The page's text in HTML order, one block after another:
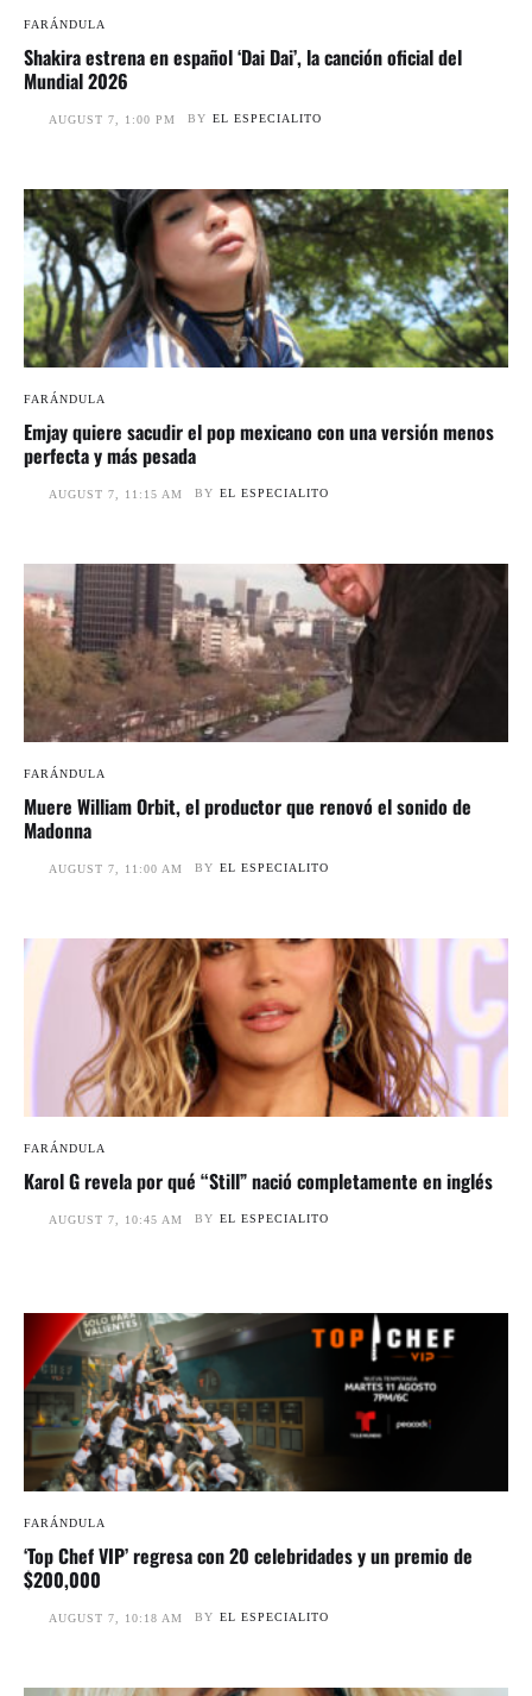
FARÁNDULA
Shakira estrena en español ‘Dai Dai’, la canción oficial del
Mundial 2026
AUGUST 7, 1:00 PM BY EL ESPECIALITO
FARÁNDULA
Emjay quiere sacudir el pop mexicano con una versión menos
perfecta y más pesada
AUGUST 7, 11:15 AM BY EL ESPECIALITO
FARÁNDULA
Muere William Orbit, el productor que renovó el sonido de
Madonna
AUGUST 7, 11:00 AM BY EL ESPECIALITO
FARÁNDULA
Karol G revela por qué “Still” nació completamente en inglés
AUGUST 7, 10:45 AM BY EL ESPECIALITO
FARÁNDULA
‘Top Chef VIP’ regresa con 20 celebridades y un premio de
$200,000
AUGUST 7, 10:18 AM BY EL ESPECIALITO